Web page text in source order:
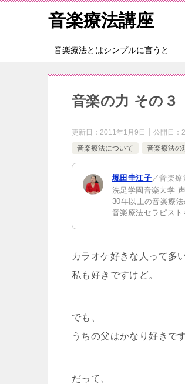
音楽療法講座
音楽療法とはシンプルに言うと
音楽の力 その３
更新日： 2011年1月9日 公開日：
音楽療法について
音楽療法の
堀田圭江子／音楽
洗足学園音楽大学
30年以上の音楽療
音楽療法セラピスト
カラオケ好きな人って多
私も好きですけど。
でも、
うちの父はかなり好きです
だって、